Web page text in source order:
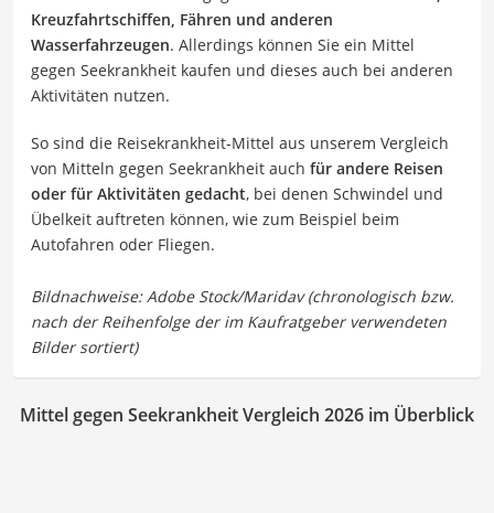
Kreuzfahrtschiffen, Fähren und anderen
Wasserfahrzeugen. Allerdings können Sie ein Mittel
gegen Seekrankheit kaufen und dieses auch bei anderen
Aktivitäten nutzen.
So sind die Reisekrankheit-Mittel aus unserem Vergleich
von Mitteln gegen Seekrankheit auch für andere Reisen
oder für Aktivitäten gedacht, bei denen Schwindel und
Übelkeit auftreten können, wie zum Beispiel beim
Autofahren oder Fliegen.
Mittel gegen Seekrankheit Vergleich 2026 im Überblick